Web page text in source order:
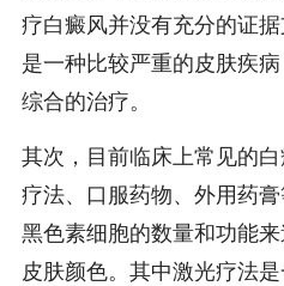
疗白癜风并没有充分的证
是一种比较严重的皮肤疾
综合的治疗。
其次，目前临床上常见的
疗法、口服药物、外用药
黑色素细胞的数量和功能
皮肤颜色。其中激光疗法